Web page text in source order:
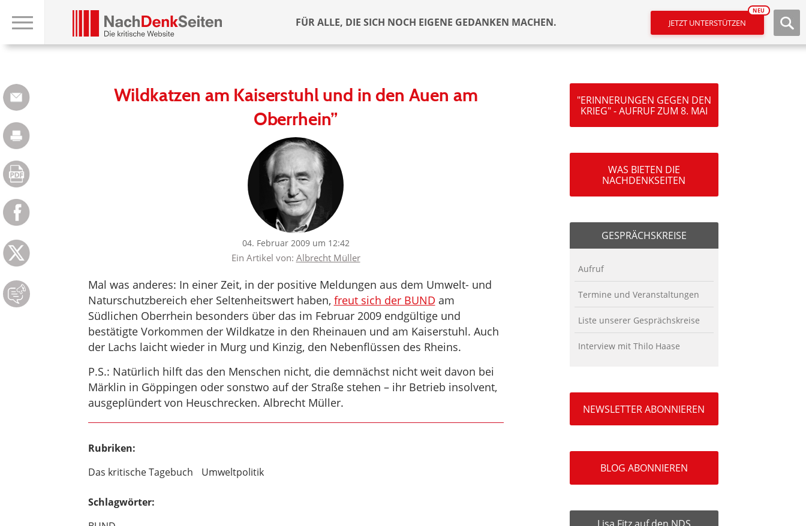
FÜR ALLE, DIE SICH NOCH EIGENE GEDANKEN MACHEN. JETZT UNTERSTÜTZEN
NEU
Wildkatzen am Kaiserstuhl und in den Auen am
Oberrhein”
04. Februar 2009 um 12:42
Ein Artikel von: Albrecht Müller
Mal was anderes: In einer Zeit, in der positive Meldungen aus dem Umwelt- und
Naturschutzbereich eher Seltenheitswert haben, freut sich der BUND am
Südlichen Oberrhein besonders über das im Februar 2009 endgültige und
bestätigte Vorkommen der Wildkatze in den Rheinauen und am Kaiserstuhl. Auch
der Lachs laicht wieder in Murg und Kinzig, den Nebenflüssen des Rheins.
P.S.: Natürlich hilft das den Menschen nicht, die demnächst nicht weit davon bei
Märklin in Göppingen oder sonstwo auf der Straße stehen – ihr Betrieb insolvent,
ausgeplündert von Heuschrecken. Albrecht Müller.
Rubriken:
Das kritische Tagebuch
Umweltpolitik
Schlagwörter:
"ERINNERUNGEN GEGEN DEN
KRIEG" - AUFRUF ZUM 8. MAI
WAS BIETEN DIE
NACHDENKSEITEN
GESPRÄCHSKREISE
Aufruf
Termine und Veranstaltungen
Liste unserer Gesprächskreise
Interview mit Thilo Haase
NEWSLETTER ABONNIEREN
BLOG ABONNIEREN